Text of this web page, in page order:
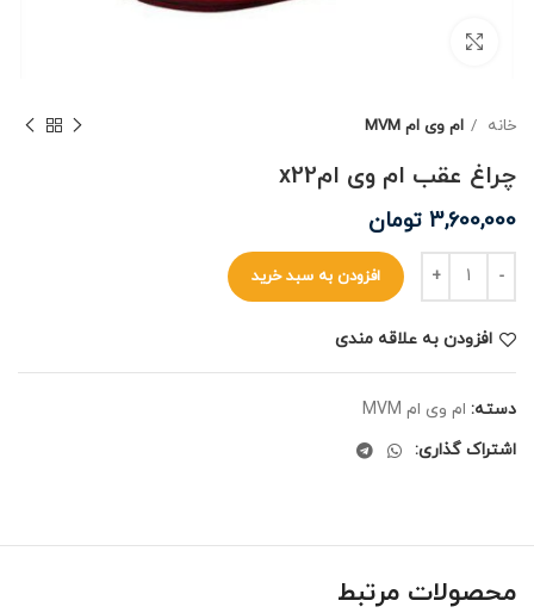
خانه ام وی ام MVM
چراغ عقب ام وی امx22
3,600,000 تومان
افزودن به سبد خرید
افزودن به علاقه مندی
دسته: ام وی ام MVM
اشتراک گذاری:
محصولات مرتبط